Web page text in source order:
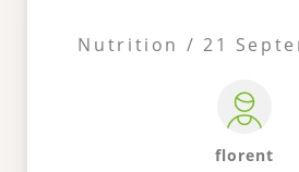
Nutrition / 21
florent